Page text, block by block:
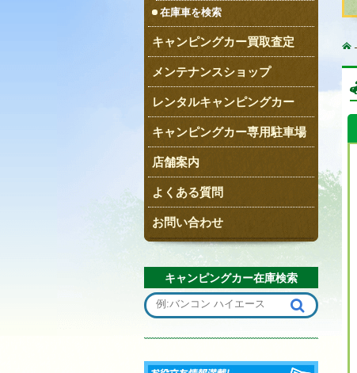
在庫車を検索
キャンピングカー買取査定
メンテナンスショップ
レンタルキャンピングカー
キャンピングカー専用駐車場
店舗案内
よくある質問
お問い合わせ
キャンピングカー在庫検索